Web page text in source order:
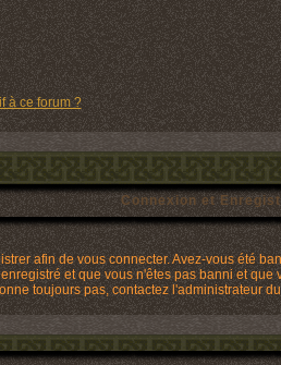
à ce forum ?
Connexion et
afin de vous connecter. Avez-vous été
et que vous n'êtes pas banni et
toujours pas, contactez l'administrateur